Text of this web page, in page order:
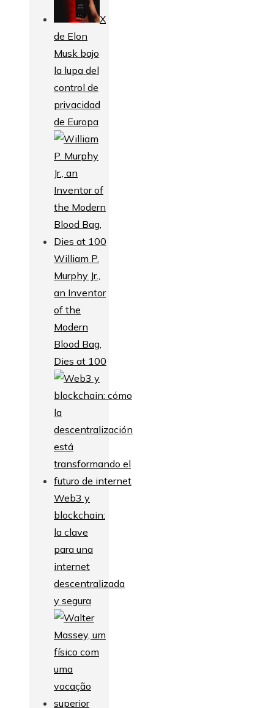
X
de Elon
Musk bajo
la lupa del
control de
privacidad
de Europa
William P.
Murphy Jr.,
an Inventor
of the
Modern
Blood Bag,
Dies at 100
Web3 y
blockchain:
la clave
para una
internet
descentralizada
y segura